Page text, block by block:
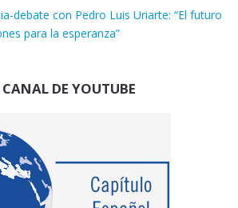
debate con Pedro Luis Uriarte: “El futuro
para la esperanza”
DE YOUTUBE